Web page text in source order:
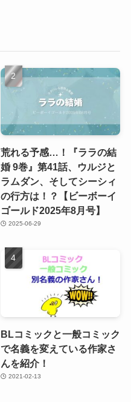
荒れる予感…！『ララの結
婚 9巻』第41話、ウルジと
ラムダン、そしてシーシィ
の行方は！？【ビーボーイ
ゴールド2025年8月号】
2025-06-29
BLコミックと一般コミック
で名義を変えている作家さ
んを紹介！
2021-02-13